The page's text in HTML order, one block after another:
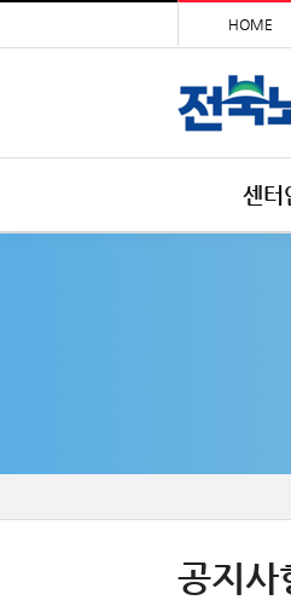
HOME
센터
공지사